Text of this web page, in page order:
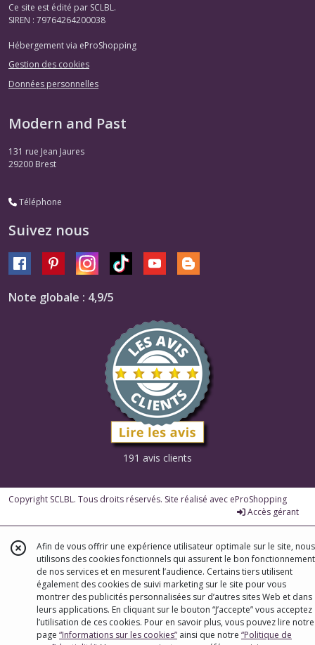
Ce site est édité par SCLBL.
SIREN : 79764264200038
Hébergement via eProShopping
Gestion des cookies
Données personnelles
Modern and Past
131 rue Jean Jaures
29200 Brest
Téléphone
Suivez nous
Note globale : 4,9/5
191 avis clients
Copyright SCLBL. Tous droits réservés. Site réalisé avec eProShopping
Accès gérant
Afin de vous offrir une expérience utilisateur optimale sur le site, nous
utilisons des cookies fonctionnels qui assurent le bon fonctionnement
de nos services et en mesurent l’audience. Certains tiers utilisent
également des cookies de suivi marketing sur le site pour vous
montrer des publicités personnalisées sur d’autres sites Web et dans
leurs applications. En cliquant sur le bouton “J’accepte” vous acceptez
l’utilisation de ces cookies. Pour en savoir plus, vous pouvez lire notre
page “Informations sur les cookies” ainsi que notre “Politique de